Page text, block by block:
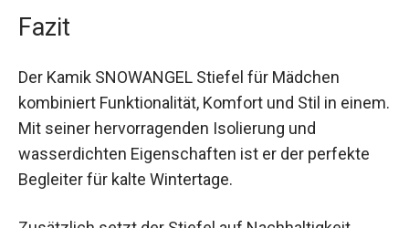
Fazit
Der Kamik SNOWANGEL Stiefel für Mädchen
kombiniert Funktionalität, Komfort und Stil in
einem. Mit seiner hervorragenden Isolierung und
wasserdichten Eigenschaften ist er der perfekte
Begleiter für kalte Wintertage.